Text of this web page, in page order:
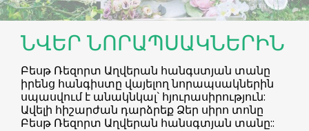
ՆՎԵՐ ՆՈՐԱՊՍԱԿՆԵՐԻՆ
Բեսթ Ռեզորտ Աղվերան հանգստյան տանը
իրենց հանգիստը վայելող նորապսակներին
սպասվում է անակնկալ` հյուրասիրություն:
Ավելի հիշարժան դարձրեք Ձեր սիրո տոնը
Բեսթ Ռեզորտ Աղվերան հանսգտյան տանը::